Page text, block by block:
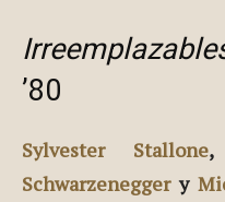
’80
Sylvester Stallone
Schwarzeneggery